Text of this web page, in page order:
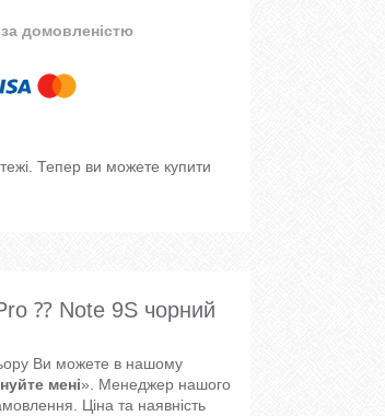
за домовленістю
Тепер ви можете купити
⁇ Note 9S чорний
Ви можете в нашому
мені». Менеджер нашого
Ціна та наявність